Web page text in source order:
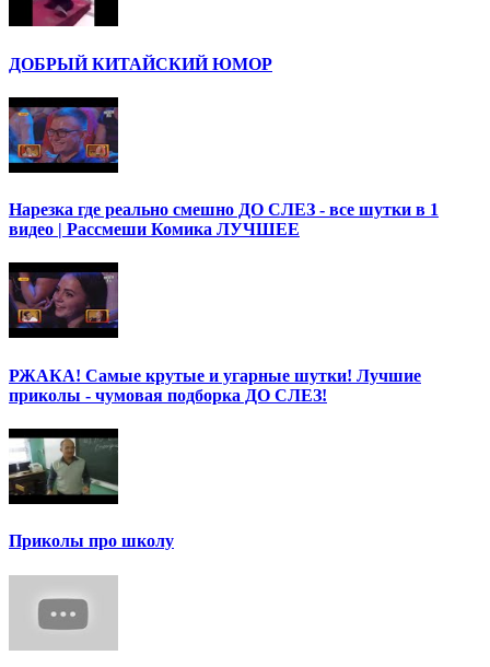
ДОБРЫЙ КИТАЙСКИЙ ЮМОР
Нарезка где реально смешно ДО СЛЕЗ - все шутки в 1
видео | Рассмеши Комика ЛУЧШЕЕ
РЖАКА! Самые крутые и угарные шутки! Лучшие
приколы - чумовая подборка ДО СЛЕЗ!
Приколы про школу